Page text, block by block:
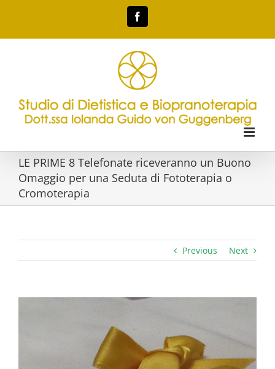
LE PRIME 8 Telefonate riceveranno un Buono
Omaggio per una Seduta di Fototerapia o
Cromoterapia
Previous Next